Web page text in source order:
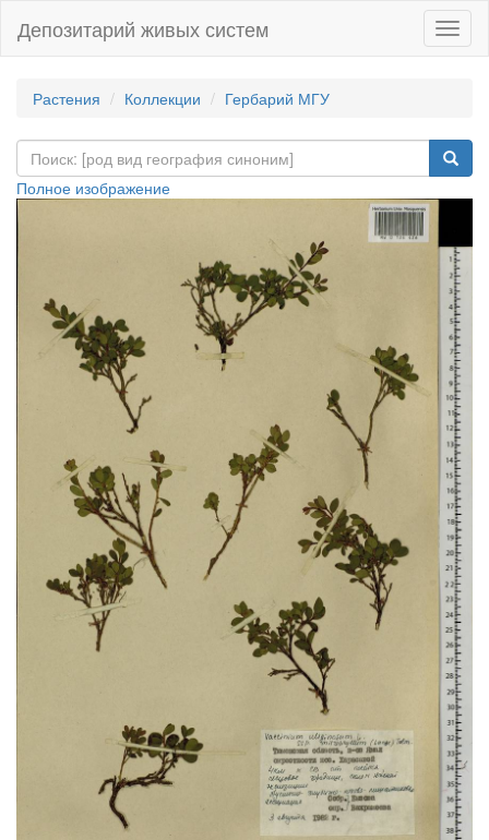
Депозитарий живых систем
Растения Коллекции Гербарий МГУ
Полное изображение